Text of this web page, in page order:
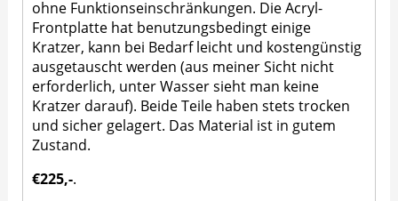
ohne Funktionseinschränkungen. Die Acryl-
Frontplatte hat benutzungsbedingt einige
Kratzer, kann bei Bedarf leicht und kostengünstig
ausgetauscht werden (aus meiner Sicht nicht
erforderlich, unter Wasser sieht man keine
Kratzer darauf). Beide Teile haben stets trocken
und sicher gelagert. Das Material ist in gutem
Zustand.
€225,-.